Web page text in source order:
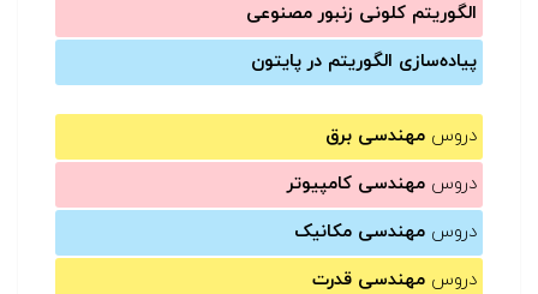
الگوریتم کلونی زنبور مصنوعی
پیاده‌سازی الگوریتم در پایتون
دروس مهندسی برق
دروس مهندسی کامپیوتر
دروس مهندسی مکانیک
دروس مهندسی قدرت